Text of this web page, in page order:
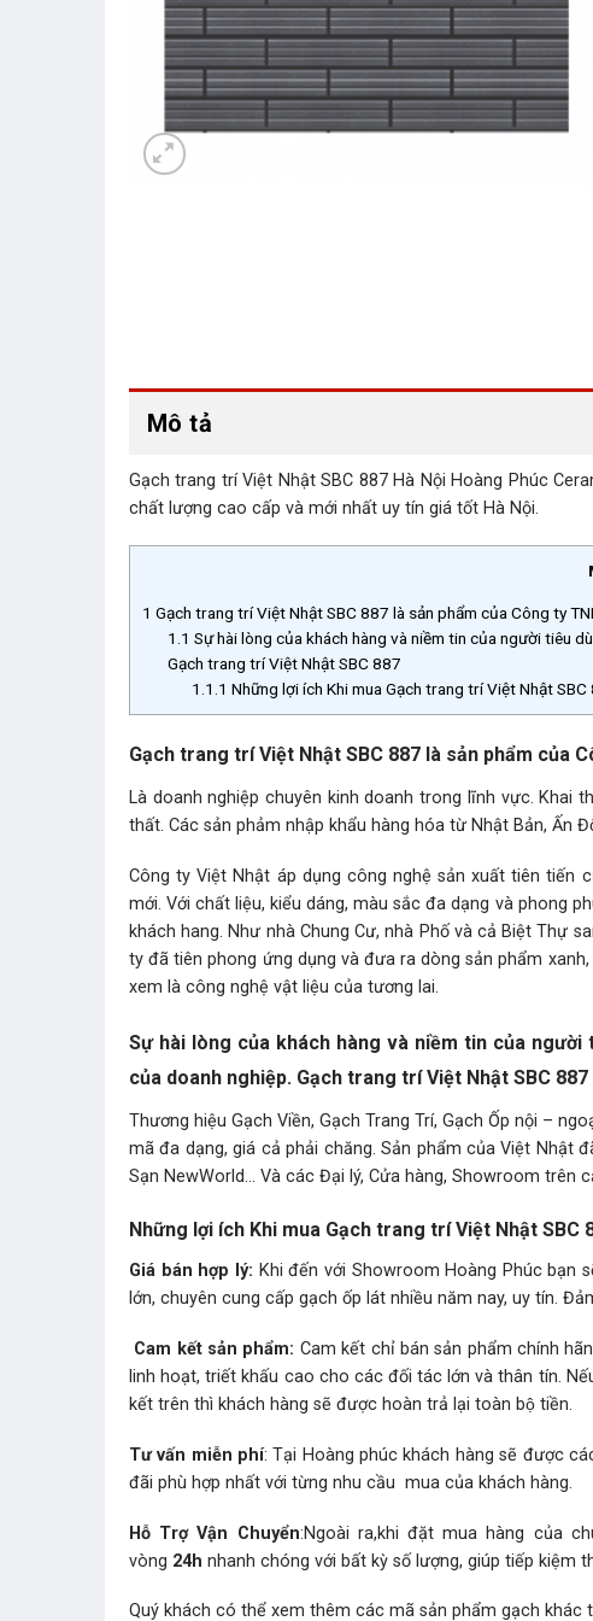
Mô tả
Gạch trang trí Việt Nhật SBC 887 Hà Nội Hoàng Phúc
chất lượng cao cấp và mới nhất uy tín giá tốt Hà Nội.
1 Gạch trang trí Việt Nhật SBC 887 là sản phẩm của Công ty
1.1 Sự hài lòng của khách hàng và niềm tin của người tiêu
Gạch trang trí Việt Nhật SBC 887
1.1.1 Những lợi ích Khi mua Gạch trang trí Việt Nhật
Gạch trang trí Việt Nhật SBC 887 là sản phẩm của
Là doanh nghiệp chuyên kinh doanh trong lĩnh vực. Khai
thất. Các sản phảm nhập khẩu hàng hóa từ Nhật Bản, Ấn
Công ty Việt Nhật áp dụng công nghệ sản xuất tiên
mới. Với chất liệu, kiểu dáng, màu sắc đa dạng và phong
khách hang. Như nhà Chung Cư, nhà Phố và cả Biệt Thự
ty đã tiên phong ứng dụng và đưa ra dòng sản phẩm
xem là công nghệ vật liệu của tương lai.
Sự hài lòng của khách hàng và niềm tin của
của doanh nghiệp. Gạch trang trí Việt Nhật SBC 887
Thương hiệu Gạch Viền, Gạch Trang Trí, Gạch Ốp nội –
mã đa dạng, giá cả phải chăng. Sản phẩm của Việt Nhật
Sạn NewWorld… Và các Đại lý, Cửa hàng, Showroom trên
Những lợi ích Khi mua Gạch trang trí Việt Nhật SBC
Giá bán hợp lý: Khi đến với Showroom Hoàng Phúc bạn
lớn, chuyên cung cấp gạch ốp lát nhiều năm nay, uy tín.
Cam kết sản phẩm: Cam kết chỉ bán sản phẩm chính
linh hoạt, triết khấu cao cho các đối tác lớn và thân tín.
kết trên thì khách hàng sẽ được hoàn trả lại toàn bộ tiền.
Tư vấn miễn phí: Tại Hoàng phúc khách hàng sẽ được
đãi phù hợp nhất với từng nhu cầu mua của khách hàng.
Hỗ Trợ Vận Chuyển:Ngoài ra,khi đặt mua hàng của
vòng 24h nhanh chóng với bất kỳ số lượng, giúp tiếp kiệm
Quý khách có thể xem thêm các mã sản phẩm gạch khác